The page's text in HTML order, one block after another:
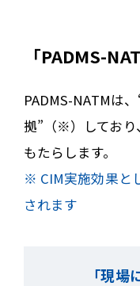
「PADMS-
PADMS-NATMは
拠”（※）しており
もたらします。
※ CIM実施効果と
されます
「現場